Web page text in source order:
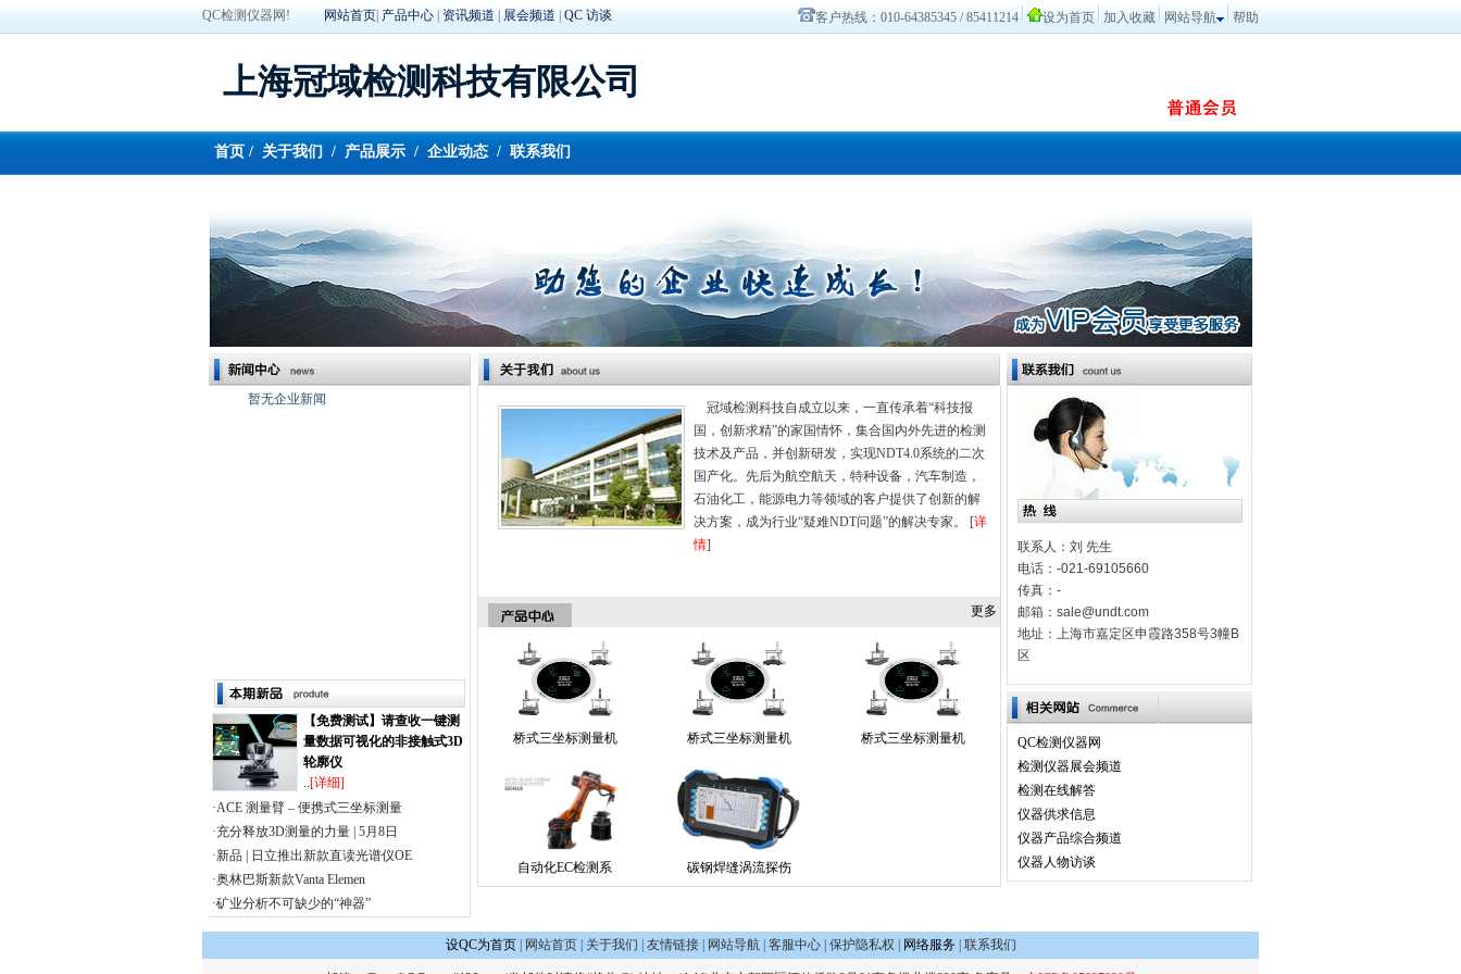
QC检测仪器网! 网站首页 产品中心 资讯频道 展会频道 QC 访谈 客户热线：010-64385345 / 85411214 设为首页 加入收藏 网站导航 帮助
上海冠域检测科技有限公司
首页 / 关于我们 / 产品展示 / 企业动态 / 联系我们
暂无企业新闻
【免费测试】请查收一键测
量数据可视化的非接触式3D
轮廓仪
..[详细]
·ACE 测量臂 – 便携式三坐标测量
·充分释放3D测量的力量 | 5月8日
·新品 | 日立推出新款直读光谱仪OE
·奥林巴斯新款Vanta Elemen
·矿业分析不可缺少的“神器”
冠域检测科技自成立以来，一直传承着“科技报
国，创新求精”的家国情怀，集合国内外先进的检测
技术及产品，并创新研发，实现NDT4.0系统的二次
国产化。先后为航空航天，特种设备，汽车制造，
石油化工，能源电力等领域的客户提供了创新的解
决方案，成为行业“疑难NDT问题”的解决专家。 [详
情]
更多
桥式三坐标测量机 桥式三坐标测量机 桥式三坐标测量机
自动化EC检测系 碳钢焊缝涡流探伤
联系人：刘 先生
电话：-021-69105660
传真：-
邮箱：sale@undt.com
地址：上海市嘉定区申霞路358号3幢B
区
QC检测仪器网
检测仪器展会频道
检测在线解答
仪器供求信息
仪器产品综合频道
仪器人物访谈
设QC为首页| 网站首页| 关于我们 友情链接| 网站导航| 客服中心| 保护隐私权 网络服务| 联系我们